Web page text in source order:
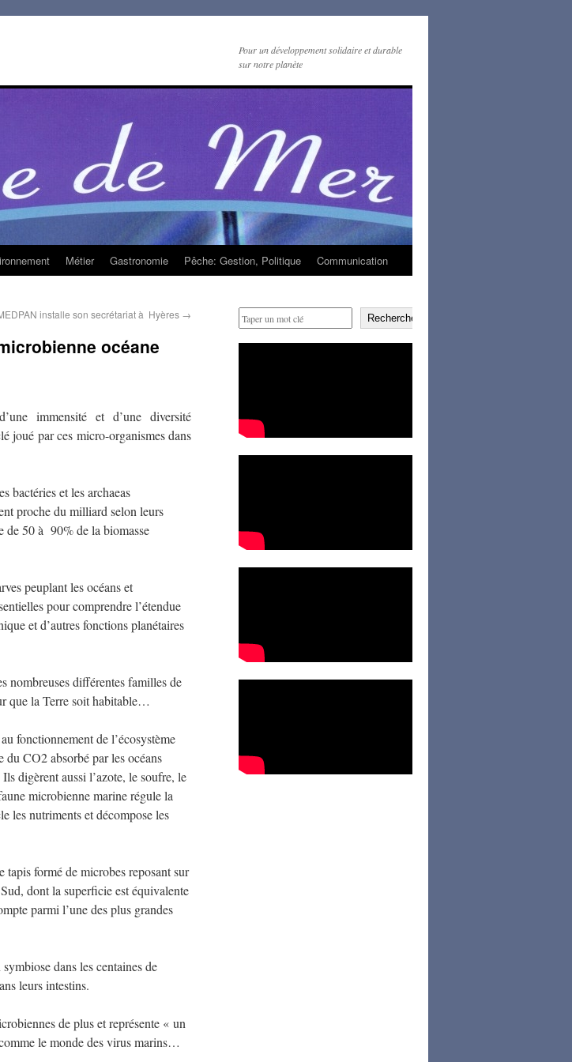
Pour un développement solidaire et durable
sur notre planète
Métier Gastronomie Pêche: Gestion, Politique Communication
installe son secrétariat à Hyères →
océane
immensité et d’une diversité
joué par ces micro-organismes dans
bactéries et les archaeas
proche du milliard selon leurs
50 à 90% de la biomasse
peuplant les océans et
pour comprendre l’étendue
et d’autres fonctions planétaires
nombreuses différentes familles de
que la Terre soit habitable…
fonctionnement de l’écosystème
CO2 absorbé par les océans
digèrent aussi l’azote, le soufre, le
microbienne marine régule la
les nutriments et décompose les
tapis formé de microbes reposant sur
dont la superficie est équivalente
parmi l’une des plus grandes
dans les centaines de
leurs intestins.
de plus et représente « un
le monde des virus marins…
Rechercher